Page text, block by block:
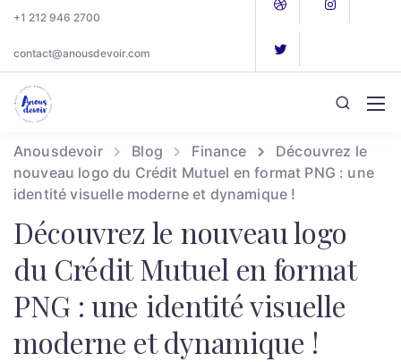
+1 212 946 2700
contact@anousdevoir.com
Anousdevoir Blog Finance
Découvrez le
nouveau logo du Crédit Mutuel en format PNG : une
identité visuelle moderne et dynamique !
Découvrez le nouveau logo
du Crédit Mutuel en format
PNG : une identité visuelle
moderne et dynamique !